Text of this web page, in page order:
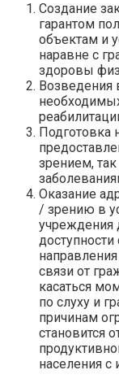
Создание
гарантом
объектам и
наравне с
здоровы
Возведения
Подготовка
зрением,
Оказание
/ зрению в
учреждения
связи от
касаться
по слуху и
причинам
становится
населения с